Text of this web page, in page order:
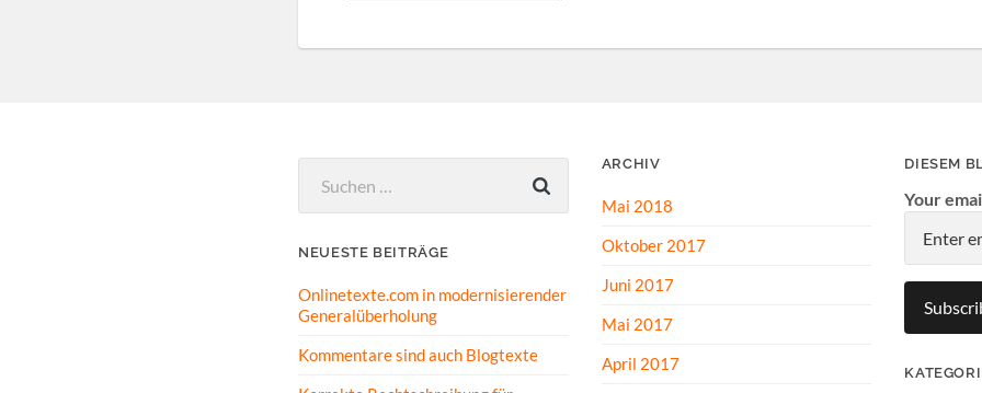
nach:
NEUESTE BEITRÄGE
Onlinetexte.com in modernisierender
Generalüberholung
Kommentare sind auch Blogtexte
ARCHIV
Mai 2018
Oktober 2017
Juni 2017
Mai 2017
April 2017
DIESEM
Your